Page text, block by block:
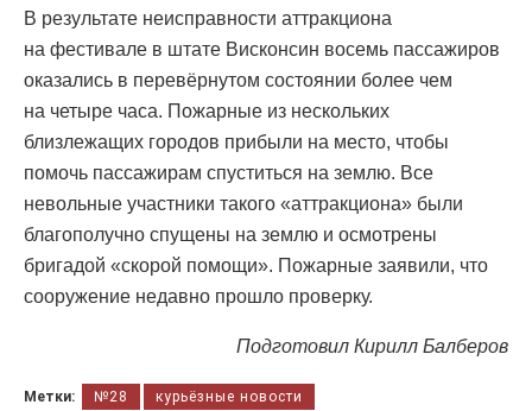
В результате неисправности аттракциона
на фестивале в штате Висконсин восемь пассажиров
оказались в перевёрнутом состоянии более чем
на четыре часа. Пожарные из нескольких
близлежащих городов прибыли на место, чтобы
помочь пассажирам спуститься на землю. Все
невольные участники такого «аттракциона» были
благополучно спущены на землю и осмотрены
бригадой «скорой помощи». Пожарные заявили, что
сооружение недавно прошло проверку.
Подготовил Кирилл Балберов
Метки: №28 курьёзные новости